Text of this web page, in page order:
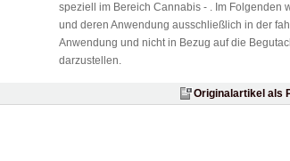
speziell im Bereich Cannabis - . Im Folgenden
und deren Anwendung ausschließlich in der
Anwendung und nicht in Bezug auf die
darzustellen.
Originalartikel als